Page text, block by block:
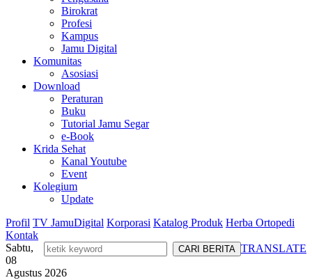
Birokrat
Profesi
Kampus
Jamu Digital
Komunitas
Asosiasi
Download
Peraturan
Buku
Tutorial Jamu Segar
e-Book
Krida Sehat
Kanal Youtube
Event
Kolegium
Update
Profil TV JamuDigital Korporasi Katalog Produk Herba Ortopedi
Kontak
TRANSLATE
Sabtu,
08
Agustus 2026